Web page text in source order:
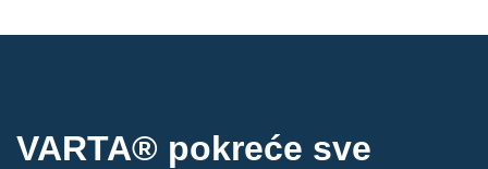
VARTA® pokreće sve